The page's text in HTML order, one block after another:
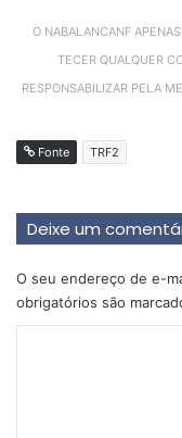
O NABALANCANF
TECER QUALQUER
RESPONSABILIZAR PELA
Fonte TRF2
Deixe um
O seu endereço de e-
obrigatórios são